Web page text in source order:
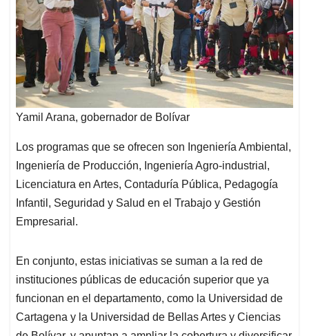
Yamil Arana, gobernador de Bolívar
Los programas que se ofrecen son Ingeniería Ambiental,
Ingeniería de Producción, Ingeniería Agro-industrial,
Licenciatura en Artes, Contaduría Pública, Pedagogía
Infantil, Seguridad y Salud en el Trabajo y Gestión
Empresarial.
En conjunto, estas iniciativas se suman a la red de
instituciones públicas de educación superior que ya
funcionan en el departamento, como la Universidad de
Cartagena y la Universidad de Bellas Artes y Ciencias